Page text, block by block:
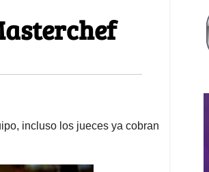
incluso los jueces ya cobran